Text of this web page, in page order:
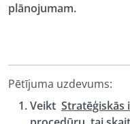
plānojumam.
Pētījuma uzdevums:
Veikt Stratēģiskās